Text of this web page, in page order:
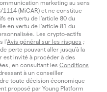
marketing au sens
(MiCAR) et ne constitue
en vertu de l'article 80 du
en vertu de l'article 81 du
Les crypto-actifs
l'Avis général sur les risques ;
perte pouvant aller jusqu'à la
est invité à procéder à des
en consultant les Conditions
à un conseiller
toute décision économique
proposé par Young Platform